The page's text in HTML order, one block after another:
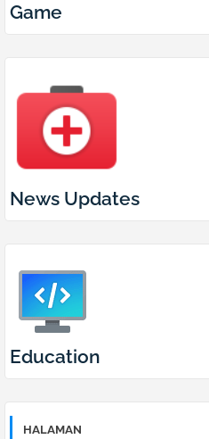
Game
News Updates
Education
HALAMAN